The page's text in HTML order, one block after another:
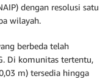
dengan resolusi satu
wilayah.
berbeda telah
Di komunitas tertentu,
m) tersedia hingga